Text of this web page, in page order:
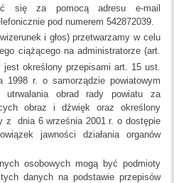
się za pomocą adresu e-mail
pod numerem 542872039.
i głos) przetwarzamy w celu
ciążącego na administratorze (art.
jest określony przepisami art. 15 ust.
r. o samorządzie powiatowym
utrwalania obrad rady powiatu za
obraz i dźwięk oraz określony
z dnia 6 września 2001 r. o dostępie
jawności działania organów
osobowych mogą być podmioty
danych na podstawie przepisów